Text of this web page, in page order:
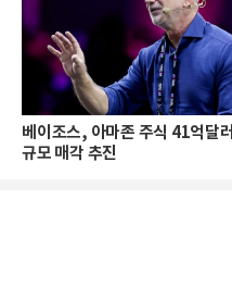
베이조스, 아마존 주식 41억달러
규모 매각 추진